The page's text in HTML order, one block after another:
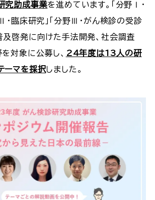
究助成事業を進めています。「分野Ⅰ・
・臨床研究」「分野Ⅲ・がん検診の受診
及啓発に向けた手法開発、社会調査
対象に公募し、 24年度は13人の研
ーマを採択しました。